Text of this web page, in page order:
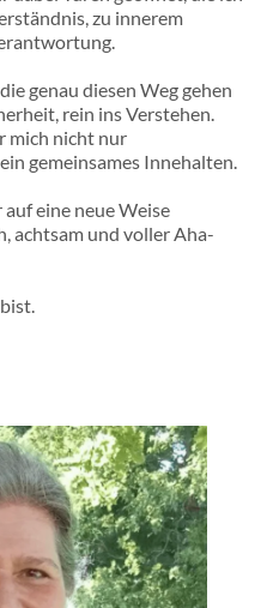
zu innerem
genau diesen Weg gehen
rein ins Verstehen.
mich nicht nur
gemeinsames Innehalten.
eine neue Weise
achtsam und voller Aha-